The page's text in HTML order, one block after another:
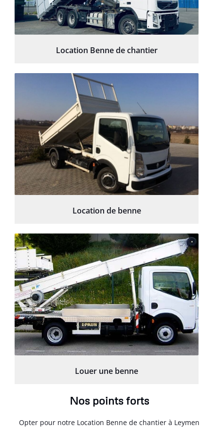
Location Benne de chantier
Location de benne
Louer une benne
Nos points forts
Opter pour notre Location Benne de chantier à Leymen